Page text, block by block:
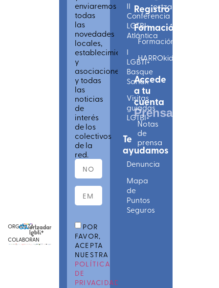
ORGANIZA
COLABORAN
enviaremos
todas
las
novedades
locales,
establecimientos
y
asociaciones
y todas
las
noticias
de
interés
de los
colectivos
de la
red.
POR
FAVOR,
ACEPTA
NUESTRA
POLÍTICA
DE
PRIVACIDAD
ortzadarlgbti.eus
II
Conferencia
LGTBI+
Atlántica
I
LGBTI+
Basque
Sariak
Visitas
guiadas
LGTBI+
Te
ayudamos
Denuncia
Mapa
de
Puntos
Seguros
Registro
Formación
Formación
HARROkids
Accede
a tu
cuenta
Prensa
Notas
de
prensa